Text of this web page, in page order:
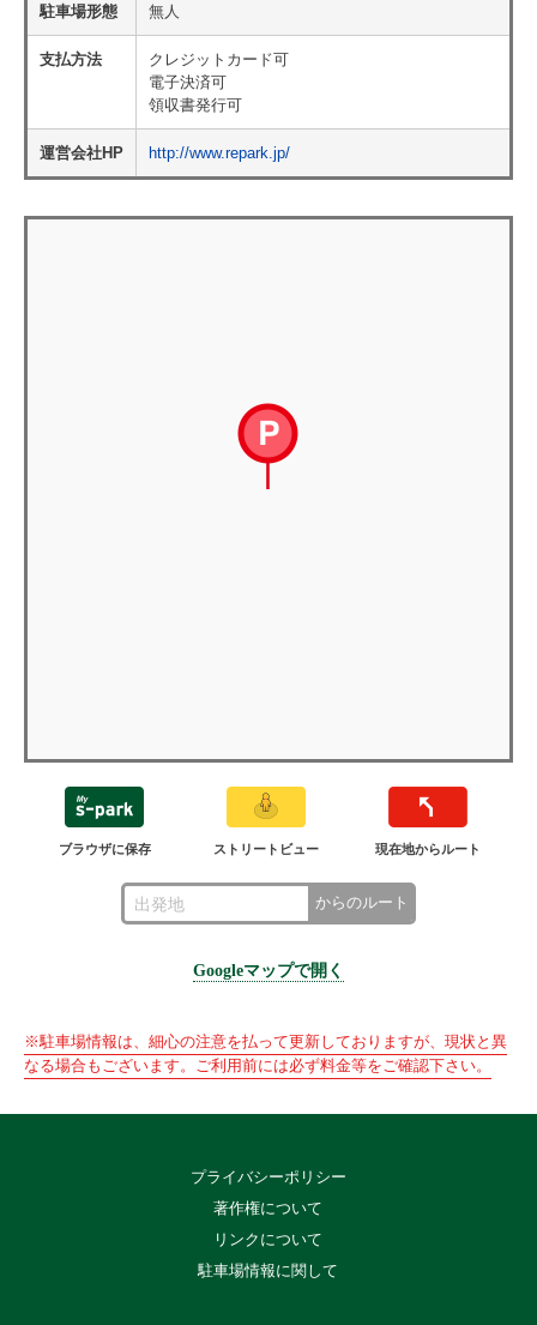
駐車場形態 無人
支払方法
クレジットカード可
電子決済可
領収書発行可
運営会社HP http://www.repark.jp/
ブラウザに保存 ストリートビュー 現在地からルート
からのルート
Googleマップで開く
※駐車場情報は、細心の注意を払って更新しておりますが、現状と異
なる場合もございます。ご利用前には必ず料金等をご確認下さい。
プライバシーポリシー
著作権について
リンクについて
駐車場情報に関して